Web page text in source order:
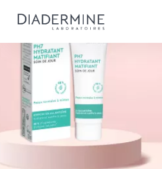
todos nuestros productos
INICIO
INGREDIENTES